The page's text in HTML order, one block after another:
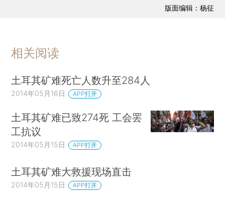
版面编辑：杨征
相关阅读
土耳其矿难死亡人数升至284人
2014年05月16日 APP打开
土耳其矿难已致274死 工会罢
工抗议
2014年05月15日 APP打开
土耳其矿难大救援现场直击
2014年05月15日 APP打开